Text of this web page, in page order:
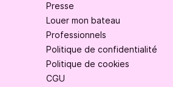
Presse
Louer mon bateau
Professionnels
Politique de confidentialité
Politique de cookies
CGU